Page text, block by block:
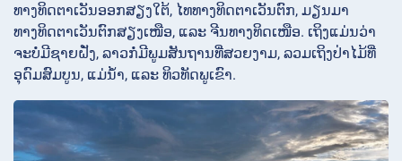
ທາງທິດຕາເວັນອອກສຽງໃຕ້, ໄທທາງທິດຕາເວັນຕົກ, ມຽນມາ
ທາງທິດຕາເວັນຕົກສຽງເໜືອ, ແລະ ຈີນທາງທິດເໜືອ. ເຖິງແມ່ນວ່າ
ຈະບໍ່ມີຊາຍຝັ່ງ, ລາວກໍ່ມີພູມສັນຖານທີ່ສວຍງາມ, ລວມເຖິງປ່າໄມ້ທີ່
ອຸດົມສົມບູນ, ແມ່ນ້ຳ, ແລະ ທິວທັດພູເຂົາ.